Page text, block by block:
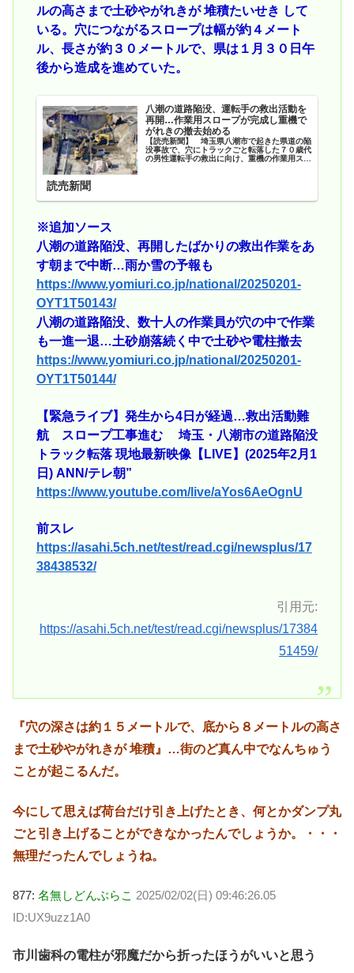
ルの高さまで土砂やがれきが 堆積たいせき して
いる。穴につながるスロープは幅が約４メート
ル、長さが約３０メートルで、県は１月３０日午
後から造成を進めていた。
八潮の道路陥没、運転手の救出活動を
再開…作業用スロープが完成し重機で
がれきの撤去始める
【読売新聞】 埼玉県八潮市で起きた県道の陥
没事故で、穴にトラックごと転落した７０歳代
の男性運転手の救出に向け、重機の作業用スロ
読売新聞
※追加ソース
八潮の道路陥没、再開したばかりの救出作業をあ
す朝まで中断…雨か雪の予報も
https://www.yomiuri.co.jp/national/20250201-
OYT1T50143/
八潮の道路陥没、数十人の作業員が穴の中で作業
も一進一退…土砂崩落続く中で土砂や電柱撤去
https://www.yomiuri.co.jp/national/20250201-
OYT1T50144/
【緊急ライブ】発生から4日が経過…救出活動難
航 スロープ工事進む 埼玉・八潮市の道路陥没
トラック転落 現地最新映像【LIVE】(2025年2月1
日) ANN/テレ朝”
https://www.youtube.com/live/aYos6AeOgnU
前スレ
https://asahi.5ch.net/test/read.cgi/newsplus/17
38438532/
引用元:
https://asahi.5ch.net/test/read.cgi/newsplus/17384
51459/
『穴の深さは約１５メートルで、底から８メートルの高さ
まで土砂やがれきが 堆積』…街のど真ん中でなんちゅう
ことが起こるんだ。
今にして思えば荷台だけ引き上げたとき、何とかダンプ丸
ごと引き上げることができなかったんでしょうか。・・・
無理だったんでしょうね。
877: 名無しどんぶらこ 2025/02/02(日) 09:46:26.05
ID:UX9uzz1A0
市川歯科の電柱が邪魔だから折ったほうがいいと思う